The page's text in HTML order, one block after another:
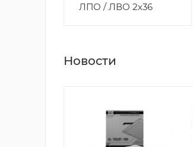
ЛПО / ЛВО 2х36
Новости